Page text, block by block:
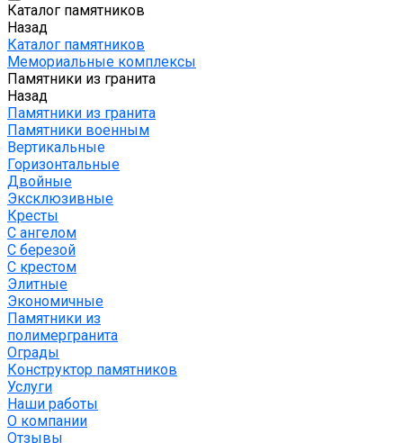
Каталог памятников
Назад
Каталог памятников
Мемориальные комплексы
Памятники из гранита
Назад
Памятники из гранита
Памятники военным
Вертикальные
Горизонтальные
Двойные
Эксклюзивные
Кресты
С ангелом
С березой
С крестом
Элитные
Экономичные
Памятники из
полимергранита
Ограды
Конструктор памятников
Услуги
Наши работы
О компании
Отзывы